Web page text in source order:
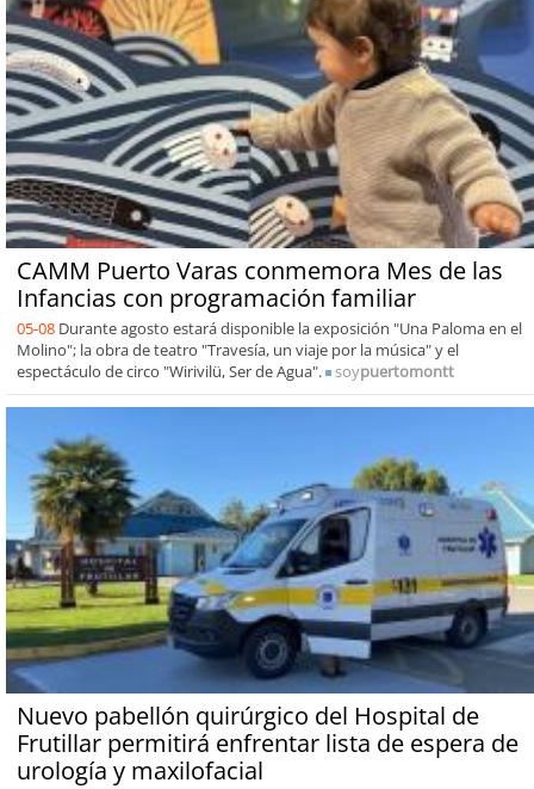
CAMM Puerto Varas conmemora Mes de las
Infancias con programación familiar
05-08 Durante agosto estará disponible la exposición "Una Paloma en el
Molino"; la obra de teatro "Travesía, un viaje por la música" y el
espectáculo de circo "Wirivilü, Ser de Agua".
soypuertomontt
Nuevo pabellón quirúrgico del Hospital de
Frutillar permitirá enfrentar lista de espera de
urología y maxilofacial